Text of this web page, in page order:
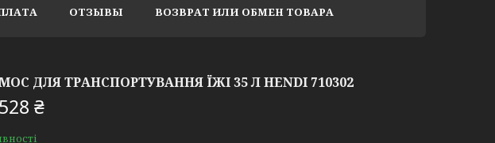
ОТЗЫВЫ ВОЗВРАТ ИЛИ ОБМЕН ТОВАРА
ДЛЯ ТРАНСПОРТУВАННЯ ЇЖІ 35 Л HENDI 710302
₴